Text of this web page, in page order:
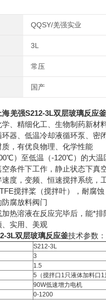
QQSY/羌强实业
3L
常压
国产
海羌强S212-3L双层玻璃反应釜
、精细化工、生物制药新材
器、低温冷却液循环泵、密
，有优良物理、化学性能
）至低温（-120℃）的大温
条件下工作，静止状态下真
度，变频、恒速搅拌系统，
搅拌桨（搅拌叶），耐腐蚀
腐放料阀门
热溶液在反应完毕后，能*排
实用、美观
3L双层玻璃反应釜技术参数：
S212-3L
3
1.5
5（搅拌口1只液体加料口
90W低速增力电机
0-1200